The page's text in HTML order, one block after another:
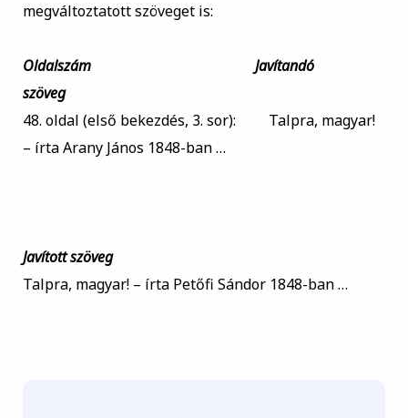
megváltoztatott szöveget is:
Oldalszám
Javítandó
szöveg
48. oldal (első bekezdés, 3. sor): Talpra, magyar!
– írta Arany János 1848-ban …
Javított szöveg
Talpra, magyar! – írta Petőfi Sándor 1848-ban …